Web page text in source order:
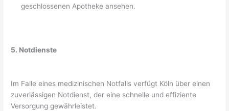
geschlossenen Apotheke ansehen.
5. Notdienste
Im Falle eines medizinischen Notfalls verfügt Köln über einen
zuverlässigen Notdienst, der eine schnelle und effiziente
Versorgung gewährleistet.